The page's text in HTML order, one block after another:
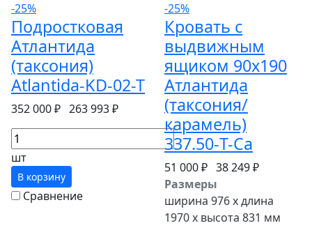
-25%
Подростковая
Атлантида
(таксония)
Atlantida-KD-02-T
352 000 ₽ 263 993 ₽
шт
В корзину
Сравнение
-25%
Кровать с
выдвижным
ящиком 90х190
Атлантида
(таксония/
карамель)
337.50-T-Ca
51 000 ₽ 38 249 ₽
Размеры
ширина 976 x длина
1970 x высота 831 мм